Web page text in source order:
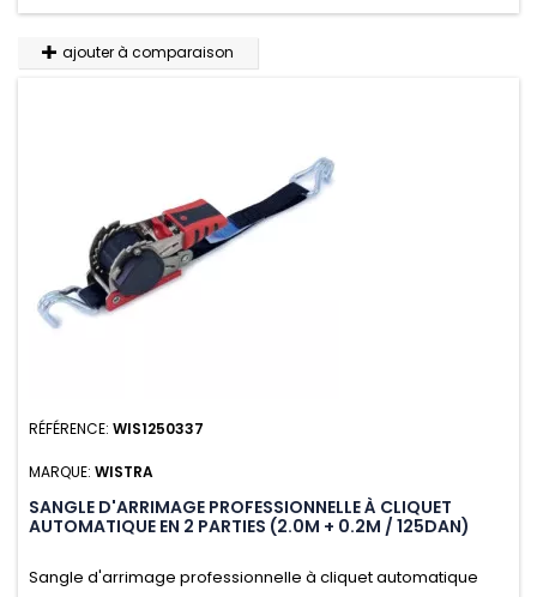
ajouter à comparaison
RÉFÉRENCE: WIS1250337
MARQUE: WISTRA
SANGLE D'ARRIMAGE PROFESSIONNELLE À CLIQUET
AUTOMATIQUE EN 2 PARTIES (2.0M + 0.2M / 125DAN)
Sangle d'arrimage professionnelle à cliquet automatique